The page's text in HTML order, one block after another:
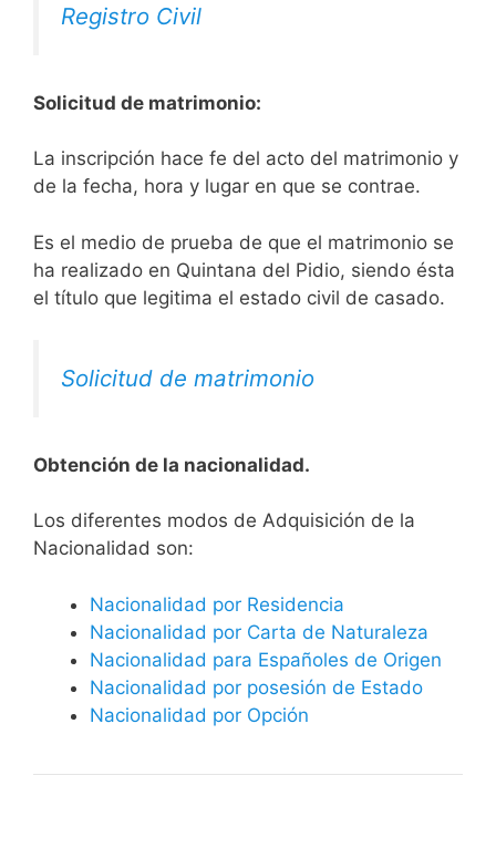
Registro Civil
Solicitud de matrimonio:
La inscripción hace fe del acto del matrimonio y
de la fecha, hora y lugar en que se contrae.
Es el medio de prueba de que el matrimonio se
ha realizado en Quintana del Pidio, siendo ésta
el título que legitima el estado civil de casado.
Solicitud de matrimonio
Obtención de la nacionalidad.
​​​Los diferentes modos de Adquisición de la
Nacionalidad son:
Nacionalidad por Residencia
Nacionalidad por Carta de Naturaleza
Nacionalidad para Españoles de Origen
Nacionalidad por posesión de Estado
Nacionalidad por Opción